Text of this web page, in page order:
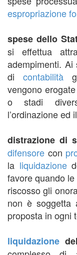
espropriazione
spese dello
si effettua
adempimenti. Ai
dicontabilità
vengono
o stadi
l’ordinazione ed il
distrazione di
difensore con
la liquidazione
favore quando
riscosso gli
non è soggetta
proposta in ogni
liquidazione